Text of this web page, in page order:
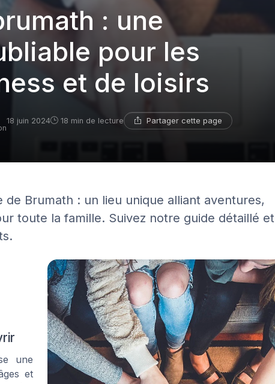
: une
pour les
et de loisirs
18 juin 2024 18 min de lecture Partager cette page
Brumath : un lieu unique alliant aventures,
toute la famille. Suivez notre guide détaillé et
une
et